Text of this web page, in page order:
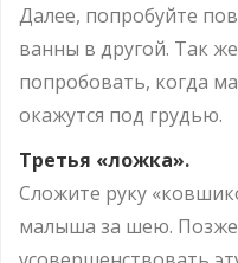
Далее, попробуйте
ванны в другой. Так
попробовать, когда
окажутся под грудью.
Третья «ложка».
Сложите руку
малыша за шею.